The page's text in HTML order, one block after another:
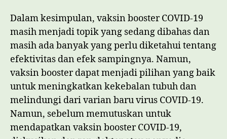
Dalam kesimpulan, vaksin booster COVID-19
masih menjadi topik yang sedang dibahas dan
masih ada banyak yang perlu diketahui tentang
efektivitas dan efek sampingnya. Namun,
vaksin booster dapat menjadi pilihan yang baik
untuk meningkatkan kekebalan tubuh dan
melindungi dari varian baru virus COVID-19.
Namun, sebelum memutuskan untuk
mendapatkan vaksin booster COVID-19,